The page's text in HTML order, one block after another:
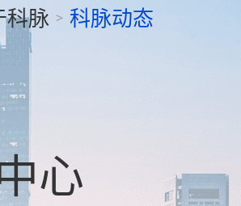
科脉 > 科脉动态
心